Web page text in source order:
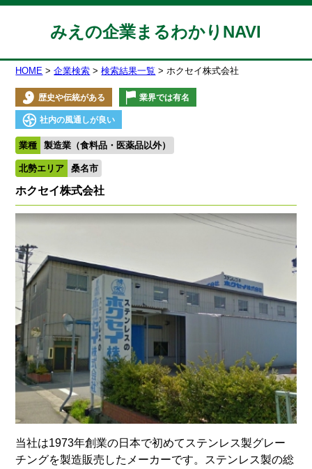
みえの企業まるわかりNAVI
HOME 企業検索 検索結果一覧 ホクセイ株式会社
歴史や伝統がある 業界では有名
社内の風通しが良い
業種 製造業（食料品・医薬品以外）
北勢エリア 桑名市
ホクセイ株式会社
当社は1973年創業の日本で初めてステンレス製グレー
チングを製造販売したメーカーです。ステンレス製の総